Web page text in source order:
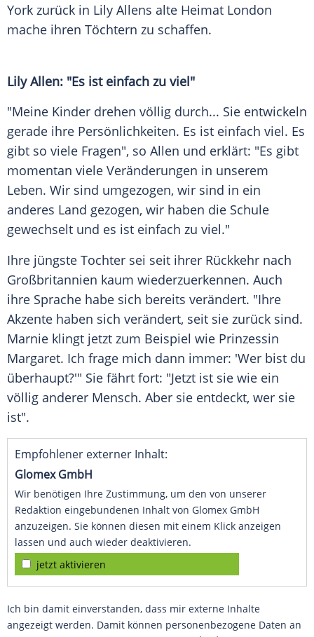
York zurück in Lily Allens alte Heimat London
mache ihren Töchtern zu schaffen.
Lily Allen: "Es ist einfach zu viel"
"Meine Kinder drehen völlig durch... Sie entwickeln
gerade ihre Persönlichkeiten. Es ist einfach viel. Es
gibt so viele Fragen", so Allen und erklärt: "Es gibt
momentan viele Veränderungen in unserem
Leben. Wir sind umgezogen, wir sind in ein
anderes Land gezogen, wir haben die Schule
gewechselt und es ist einfach zu viel."
Ihre jüngste Tochter sei seit ihrer Rückkehr nach
Großbritannien kaum wiederzuerkennen. Auch
ihre Sprache habe sich bereits verändert. "Ihre
Akzente haben sich verändert, seit sie zurück sind.
Marnie klingt jetzt zum Beispiel wie Prinzessin
Margaret. Ich frage mich dann immer: 'Wer bist du
überhaupt?'" Sie fährt fort: "Jetzt ist sie wie ein
völlig anderer Mensch. Aber sie entdeckt, wer sie
ist".
Empfohlener externer Inhalt:
Glomex GmbH
Wir benötigen Ihre Zustimmung, um den von unserer
Redaktion eingebundenen Inhalt von Glomex GmbH
anzuzeigen. Sie können diesen mit einem Klick anzeigen
lassen und auch wieder deaktivieren.
jetzt aktivieren
Ich bin damit einverstanden, dass mir externe Inhalte
angezeigt werden. Damit können personenbezogene Daten an